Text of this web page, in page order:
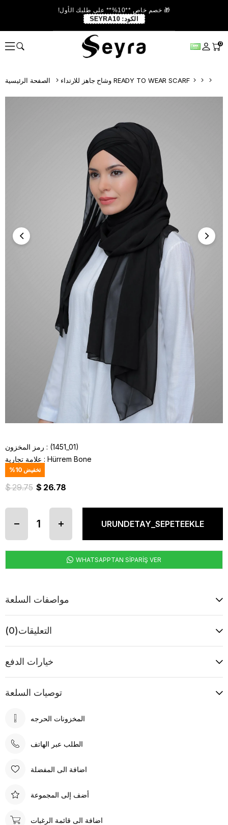
🎁 خصم خاص **10%** على طلبك الأول!
الكود: SEYRA10
0
وشاح جاهز للارتداء READY TO WEAR SCARF
رمز المخزون
(1451_01)
علامة تجارية : Hürrem Bone
%10 تخفيض
$ 29.75 $ 26.78
WHATSAPPTAN SİPARİŞ VER
مواصفات السلعة
التعليقات(0)
خيارات الدفع
توصيات السلعة
الطلب عبر الهاتف
اضافة الى المفضلة
أضف إلى المجموعة
اضافة الى قائمة الرغبات